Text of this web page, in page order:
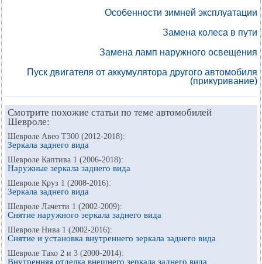
Особенности зимней эксплуатации
Замена колеса в пути
Замена ламп наружного освещения
Пуск двигателя от аккумулятора другого автомобиля
(прикуривание)
Смотрите похожие статьи по теме автомобилей
Шевроле:
Шевроле Авео Т300 (2012-2018):
Зеркала заднего вида
Шевроле Каптива 1 (2006-2018):
Наружные зеркала заднего вида
Шевроле Круз 1 (2008-2016):
Зеркала заднего вида
Шевроле Лачетти 1 (2002-2009):
Снятие наружного зеркала заднего вида
Шевроле Нива 1 (2002-2016):
Снятие и установка внутреннего зеркала заднего вида
Шевроле Тахо 2 и 3 (2000-2014):
Внутренняя отделка внешнего зеркала заднего вида